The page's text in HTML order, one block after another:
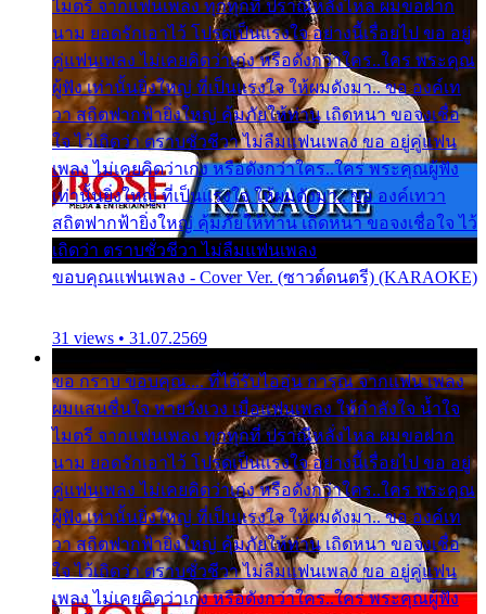
ไมตรี จากแฟนเพลง ทุกทุกที่ ปราณีหลั่งไหล ผมขอฝาก
นาม ยอดรักเอาไว้ โปรดเป็นแรงใจ อย่างนี้เรื่อยไป ขอ อยู่
คู่แฟนเพลง ไม่เคยคิดว่าเก่ง หรือดังกว่าใคร..ใคร พระคุณ
ผู้ฟัง เท่านั้นยิ่งใหญ่ ที่เป็นแรงใจ ให้ผมดังมา.. ขอ องค์เท
วา สถิตฟากฟ้ายิ่งใหญ่ คุ้มภัยให้ท่าน เถิดหนา ขอจงเชื่อ
ใจ ไว้เถิดว่า ตราบชั่วชีวา ไม่ลืมแฟนเพลง ขอ อยู่คู่แฟน
เพลง ไม่เคยคิดว่าเก่ง หรือดังกว่าใคร..ใคร พระคุณผู้ฟัง
เท่านั้นยิ่งใหญ่ ที่เป็นแรงใจ ให้ผมดังมา.. ขอ องค์เทวา
สถิตฟากฟ้ายิ่งใหญ่ คุ้มภัยให้ท่าน เถิดหนา ขอจงเชื่อใจ ไว้
เถิดว่า ตราบชั่วชีวา ไม่ลืมแฟนเพลง
ขอบคุณแฟนเพลง - Cover Ver. (ซาวด์ดนตรี) (KARAOKE)
31 views • 31.07.2569
ขอ กราบ ขอบคุณ.... ที่ได้รับไออุ่น การุณ จากแฟน เพลง
ผมแสนชื่นใจ หายวังเวง เมื่อแฟนเพลง ให้กำลังใจ น้ำใจ
ไมตรี จากแฟนเพลง ทุกทุกที่ ปราณีหลั่งไหล ผมขอฝาก
นาม ยอดรักเอาไว้ โปรดเป็นแรงใจ อย่างนี้เรื่อยไป ขอ อยู่
คู่แฟนเพลง ไม่เคยคิดว่าเก่ง หรือดังกว่าใคร..ใคร พระคุณ
ผู้ฟัง เท่านั้นยิ่งใหญ่ ที่เป็นแรงใจ ให้ผมดังมา.. ขอ องค์เท
วา สถิตฟากฟ้ายิ่งใหญ่ คุ้มภัยให้ท่าน เถิดหนา ขอจงเชื่อ
ใจ ไว้เถิดว่า ตราบชั่วชีวา ไม่ลืมแฟนเพลง ขอ อยู่คู่แฟน
เพลง ไม่เคยคิดว่าเก่ง หรือดังกว่าใคร..ใคร พระคุณผู้ฟัง